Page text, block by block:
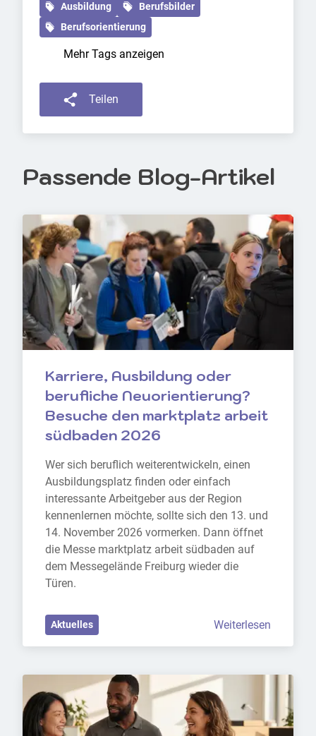
Ausbildung
Berufsbilder
Berufsorientierung
Mehr Tags anzeigen
Teilen
Passende Blog-Artikel
Karriere, Ausbildung oder
berufliche Neuorientierung?
Besuche den marktplatz arbeit
südbaden 2026
Wer sich beruflich weiterentwickeln, einen
Ausbildungsplatz finden oder einfach
interessante Arbeitgeber aus der Region
kennenlernen möchte, sollte sich den 13. und
14. November 2026 vormerken. Dann öffnet
die Messe marktplatz arbeit südbaden auf
dem Messegelände Freiburg wieder die
Türen.
Aktuelles Weiterlesen